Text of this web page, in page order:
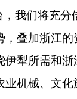
，我们将充分
，叠加浙江
伊犁所需和浙
机械、文化